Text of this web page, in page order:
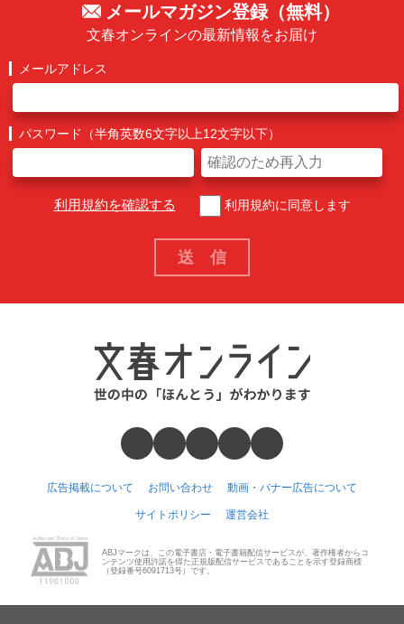
メールマガジン登録（無料）
文春オンラインの最新情報をお届け
メールアドレス
パスワード（半角英数6文字以上12文字以下）
利用規約を確認する 利用規約に同意します
広告掲載について お問い合わせ 動画・バナー広告について
サイトポリシー 運営会社
ABJマークは、この電子書店・電子書籍配信サービスが、著作権者からコ
ンテンツ使用許諾を得た正規版配信サービスであることを示す登録商標
（登録番号6091713号）です。